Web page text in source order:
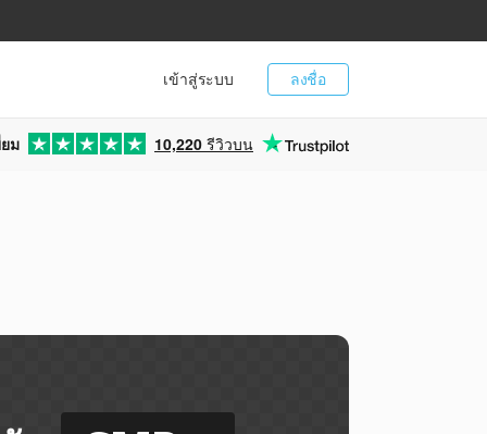
ลงชื่อ
เข้าสู่ระบบ
ม 10,220 รีวิวบน